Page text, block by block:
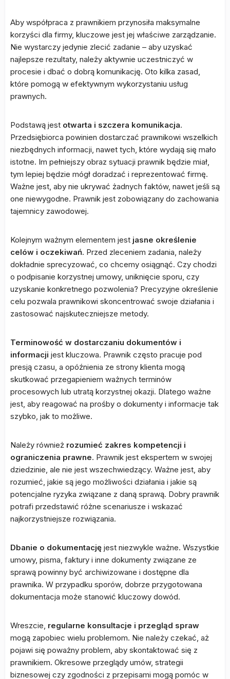
Aby współpraca z prawnikiem przynosiła maksymalne
korzyści dla firmy, kluczowe jest jej właściwe zarządzanie.
Nie wystarczy jedynie zlecić zadanie – aby uzyskać
najlepsze rezultaty, należy aktywnie uczestniczyć w
procesie i dbać o dobrą komunikację. Oto kilka zasad,
które pomogą w efektywnym wykorzystaniu usług
prawnych.
Podstawą jest otwarta i szczera komunikacja.
Przedsiębiorca powinien dostarczać prawnikowi wszelkich
niezbędnych informacji, nawet tych, które wydają się mało
istotne. Im pełniejszy obraz sytuacji prawnik będzie miał,
tym lepiej będzie mógł doradzać i reprezentować firmę.
Ważne jest, aby nie ukrywać żadnych faktów, nawet jeśli są
one niewygodne. Prawnik jest zobowiązany do zachowania
tajemnicy zawodowej.
Kolejnym ważnym elementem jest jasne określenie
celów i oczekiwań. Przed zleceniem zadania, należy
dokładnie sprecyzować, co chcemy osiągnąć. Czy chodzi
o podpisanie korzystnej umowy, uniknięcie sporu, czy
uzyskanie konkretnego pozwolenia? Precyzyjne określenie
celu pozwala prawnikowi skoncentrować swoje działania i
zastosować najskuteczniejsze metody.
Terminowość w dostarczaniu dokumentów i
informacji jest kluczowa. Prawnik często pracuje pod
presją czasu, a opóźnienia ze strony klienta mogą
skutkować przegapieniem ważnych terminów
procesowych lub utratą korzystnej okazji. Dlatego ważne
jest, aby reagować na prośby o dokumenty i informacje tak
szybko, jak to możliwe.
Należy również rozumieć zakres kompetencji i
ograniczenia prawne. Prawnik jest ekspertem w swojej
dziedzinie, ale nie jest wszechwiedzący. Ważne jest, aby
rozumieć, jakie są jego możliwości działania i jakie są
potencjalne ryzyka związane z daną sprawą. Dobry prawnik
potrafi przedstawić różne scenariusze i wskazać
najkorzystniejsze rozwiązania.
Dbanie o dokumentację jest niezwykle ważne. Wszystkie
umowy, pisma, faktury i inne dokumenty związane ze
sprawą powinny być archiwizowane i dostępne dla
prawnika. W przypadku sporów, dobrze przygotowana
dokumentacja może stanowić kluczowy dowód.
Wreszcie, regularne konsultacje i przegląd spraw
mogą zapobiec wielu problemom. Nie należy czekać, aż
pojawi się poważny problem, aby skontaktować się z
prawnikiem. Okresowe przeglądy umów, strategii
biznesowej czy zgodności z przepisami mogą pomóc w